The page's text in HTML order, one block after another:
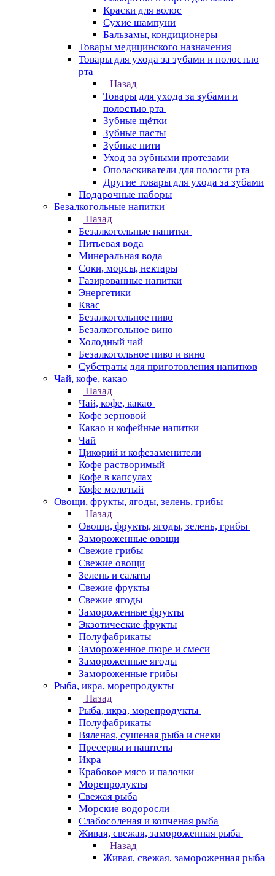
Краски для волос
Сухие шампуни
Бальзамы, кондиционеры
Товары медицинского назначения
Товары для ухода за зубами и полостью
рта
Назад
Товары для ухода за зубами и
полостью рта
Зубные щётки
Зубные пасты
Зубные нити
Уход за зубными протезами
Ополаскиватели для полости рта
Другие товары для ухода за зубами
Подарочные наборы
Безалкогольные напитки
Назад
Безалкогольные напитки
Питьевая вода
Минеральная вода
Соки, морсы, нектары
Газированные напитки
Энергетики
Квас
Безалкогольное пиво
Безалкогольное вино
Холодный чай
Безалкогольное пиво и вино
Субстраты для приготовления напитков
Чай, кофе, какао
Назад
Чай, кофе, какао
Кофе зерновой
Какао и кофейные напитки
Чай
Цикорий и кофезаменители
Кофе растворимый
Кофе в капсулах
Кофе молотый
Овощи, фрукты, ягоды, зелень, грибы
Назад
Овощи, фрукты, ягоды, зелень, грибы
Замороженные овощи
Свежие грибы
Свежие овощи
Зелень и салаты
Свежие фрукты
Свежие ягоды
Замороженные фрукты
Экзотические фрукты
Полуфабрикаты
Замороженное пюре и смеси
Замороженные ягоды
Замороженные грибы
Рыба, икра, морепродукты
Назад
Рыба, икра, морепродукты
Полуфабрикаты
Вяленая, сушеная рыба и снеки
Пресервы и паштеты
Икра
Крабовое мясо и палочки
Морепродукты
Свежая рыба
Морские водоросли
Слабосоленая и копченая рыба
Живая, свежая, замороженная рыба
Назад
Живая, свежая, замороженная рыба